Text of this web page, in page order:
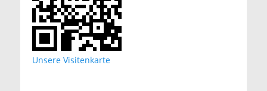
Unsere Visitenkarte